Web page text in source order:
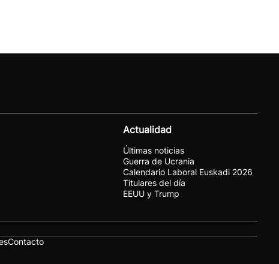
Actualidad
Últimas noticias
Guerra de Ucrania
Calendario Laboral Euskadi 2026
Titulares del día
EEUU y Trump
Contacto